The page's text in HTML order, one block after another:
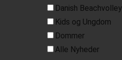
Danish
Kids og Ungdom
Dommer
Alle Nyheder